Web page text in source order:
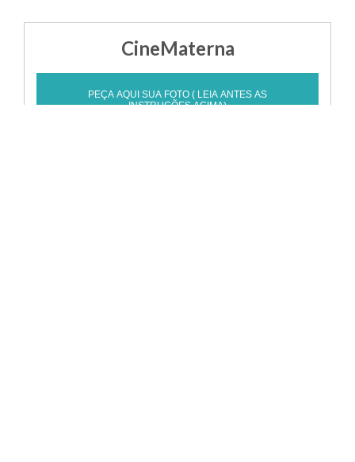
CineMaterna
PEÇA AQUI SUA FOTO ( LEIA ANTES AS
INSTRUÇÕES ACIMA)